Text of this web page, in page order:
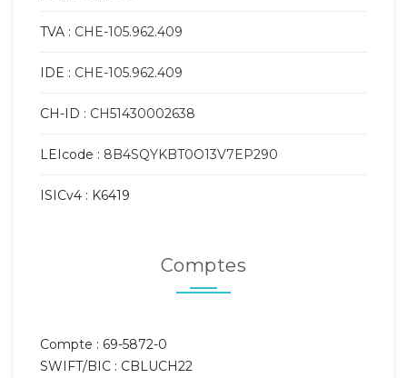
TVA : CHE-105.962.409
IDE : CHE-105.962.409
CH-ID : CH51430002638
LEIcode : 8B4SQYKBT0O13V7EP290
ISICv4 : K6419
Comptes
Compte : 69-5872-0
SWIFT/BIC : CBLUCH22